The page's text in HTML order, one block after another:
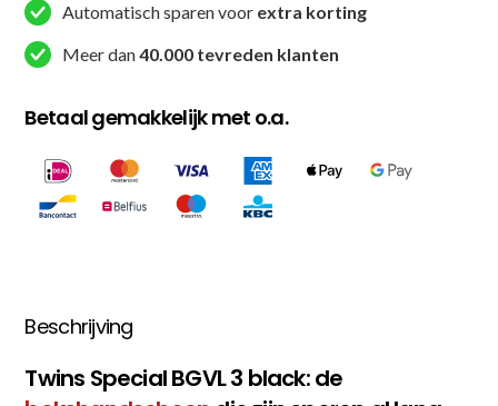
Automatisch sparen voor extra korting
Meer dan40.000 tevreden klanten
Betaal gemakkelijk met o.a.
Beschrijving
Twins Special BGVL 3 black: de